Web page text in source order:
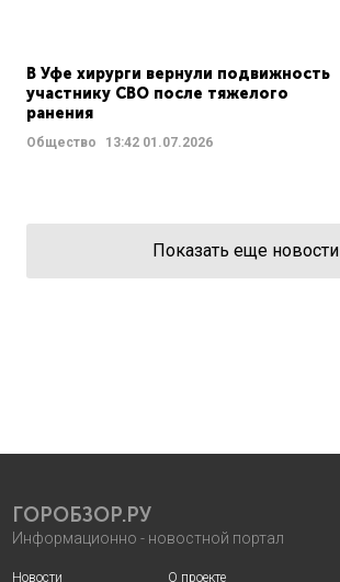
В Уфе хирурги вернули подвижность
участнику СВО после тяжелого
ранения
Общество 13:42 01.07.2026
Показать еще новости
ГОРОБЗОР.РУ
Информационно - новостной портал
Новости О проекте